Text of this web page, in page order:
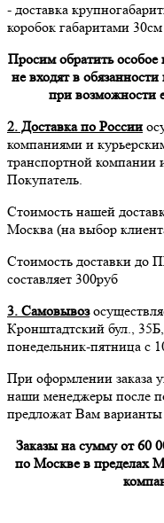
- доставка
коробок габаритами
Просим обратить
не входят в
при возможности
2. Доставка по России
компаниями и
транспортной компании
Покупатель.
Стоимость нашей
Москва (на выбор
Стоимость доставки до
составляет 300руб
3. Самовывоз
Кронштадтский бул.,
понедельник-пятница с
При оформлении заказа
наши менеджеры после
предложат Вам варианты
Заказы на сумму от
по Москве в пределах